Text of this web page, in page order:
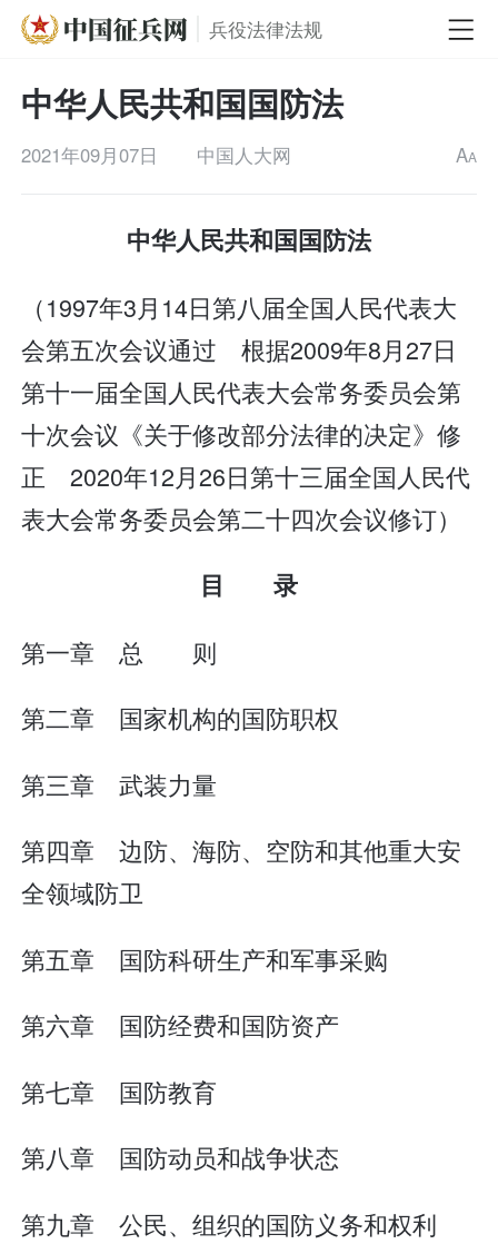
兵役法律法规
中华人民共和国国防法
2021年09月07日 中国人大网 AA
中华人民共和国国防法
（1997年3月14日第八届全国人民代表大
会第五次会议通过 根据2009年8月27日
第十一届全国人民代表大会常务委员会第
十次会议《关于修改部分法律的决定》修
正 2020年12月26日第十三届全国人民代
表大会常务委员会第二十四次会议修订）
目 录
第一章 总 则
第二章 国家机构的国防职权
第三章 武装力量
第四章 边防、海防、空防和其他重大安
全领域防卫
第五章 国防科研生产和军事采购
第六章 国防经费和国防资产
第七章 国防教育
第八章 国防动员和战争状态
第九章 公民、组织的国防义务和权利